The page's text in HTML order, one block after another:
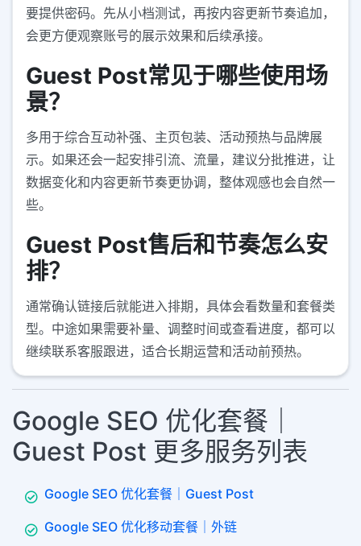
要提供密码。先从小档测试，再按内容更新节奏追加，
会更方便观察账号的展示效果和后续承接。
Guest Post常见于哪些使用场
景？
多用于综合互动补强、主页包装、活动预热与品牌展
示。如果还会一起安排引流、流量，建议分批推进，让
数据变化和内容更新节奏更协调，整体观感也会自然一
些。
Guest Post售后和节奏怎么安
排？
通常确认链接后就能进入排期，具体会看数量和套餐类
型。中途如果需要补量、调整时间或查看进度，都可以
继续联系客服跟进，适合长期运营和活动前预热。
Google SEO 优化套餐｜
Guest Post 更多服务列表
Google SEO 优化套餐｜Guest Post
Google SEO 优化移动套餐｜外链